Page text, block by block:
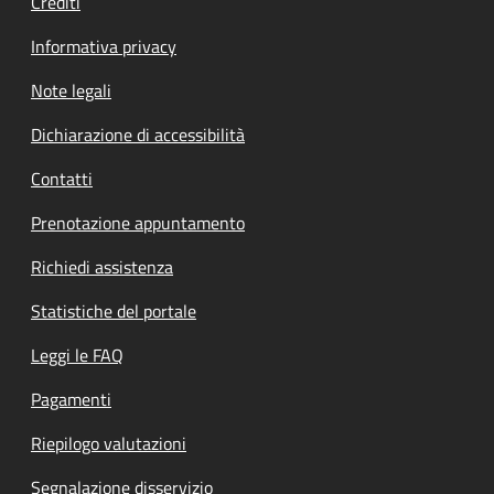
Informativa privacy
Note legali
Dichiarazione di accessibilità
Contatti
Prenotazione appuntamento
Richiedi assistenza
Statistiche del portale
Leggi le FAQ
Pagamenti
Riepilogo valutazioni
Segnalazione disservizio